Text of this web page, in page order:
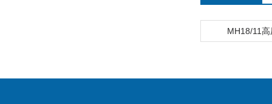
MH18/11